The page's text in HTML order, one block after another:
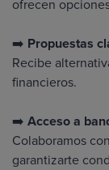
ofrecen
➡️ Propuestas
Recibe
financieros.
➡️ Acceso a
Colaboramos
garantizarte